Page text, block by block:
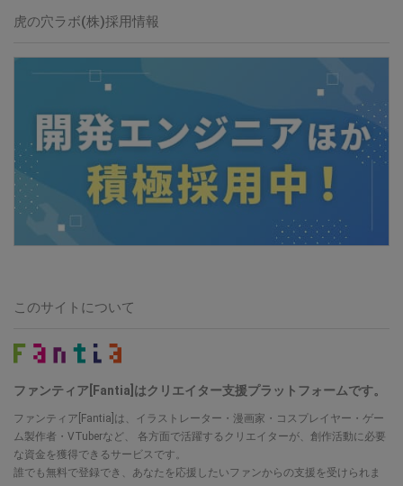
虎の穴ラボ(株)採用情報
このサイトについて
ファンティア[Fantia]はクリエイター支援プラットフォームです。
ファンティア[Fantia]は、イラストレーター・漫画家・コスプレイヤー・ゲー
ム製作者・VTuberなど、 各方面で活躍するクリエイターが、創作活動に必要
な資金を獲得できるサービスです。
誰でも無料で登録でき、あなたを応援したいファンからの支援を受けられま